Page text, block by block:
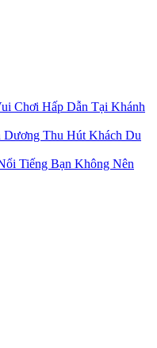
Chơi Hấp Dẫn Tại Khánh
Thu Hút Khách Du
Tiếng Bạn Không Nên